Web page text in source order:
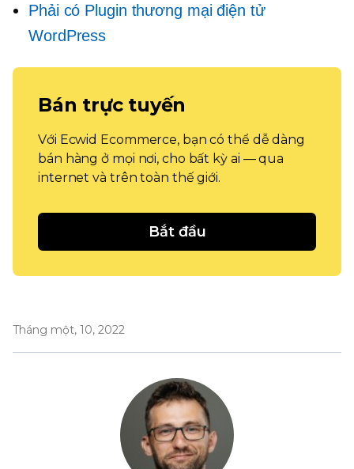
Phải có Plugin thương mại điện tử
WordPress
Bán trực tuyến
Với Ecwid Ecommerce, bạn có thể dễ dàng
bán hàng ở mọi nơi, cho bất kỳ ai — qua
internet và trên toàn thế giới.
Bắt đầu
Tháng một, 10, 2022